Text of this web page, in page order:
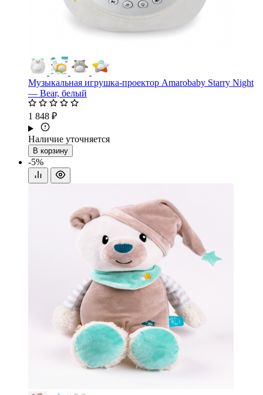
Музыкальная игрушка-проектор Amarobaby Starry Night
— Bear, белый
1 848 ₽
Наличие уточняется
В корзину
-5%